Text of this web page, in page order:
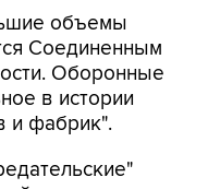
объемы
Соединенным
Оборонные
в истории
и фабрик".